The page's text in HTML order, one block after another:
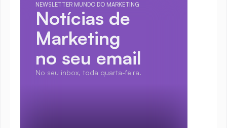
NEWSLETTER MUNDO DO MARKETING
Notícias de
Marketing
no seu email
No seu inbox, toda quarta-feira.